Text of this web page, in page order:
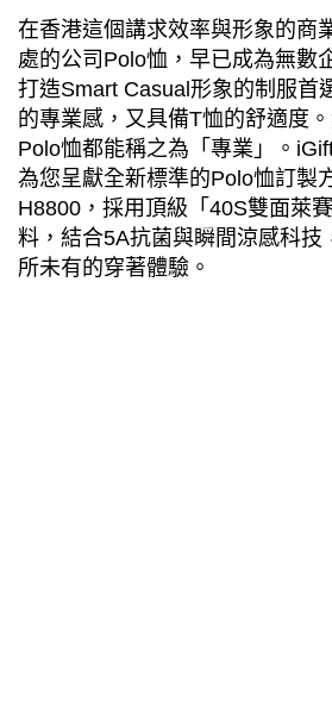
在香港這個講求效率與形象的商
處的公司 Polo恤，早已成為無數
打造Smart Casual 形象的制服首
的專業感，又具備T恤的舒適度
Polo恤都能稱之為「專業」。
為您呈獻全新標準的Polo恤訂製
H8800 ，採用頂級「 40S雙面萊
料，結合5A抗菌與瞬間涼感科技
所未有的穿著體驗。